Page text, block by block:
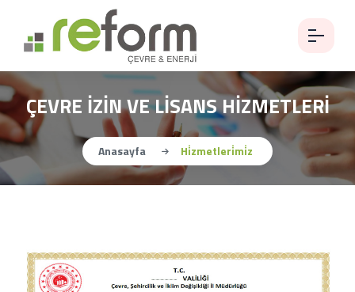
ÇEVRE İZİN VE LİSANS HİZMETLERİ
Anasayfa Hi̇zmetleri̇mi̇z